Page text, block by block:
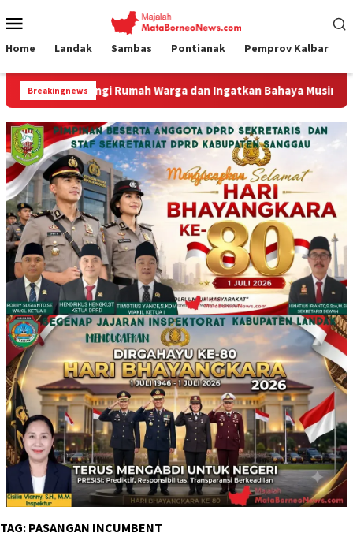
ke
Mobile
Home Landak Sambas Pontianak Pemprov Kalbar
Breakingnews
Rumah Warga dan Ingatkan Bahaya Musim Kemarau
TAG: PASANGAN INCUMBENT